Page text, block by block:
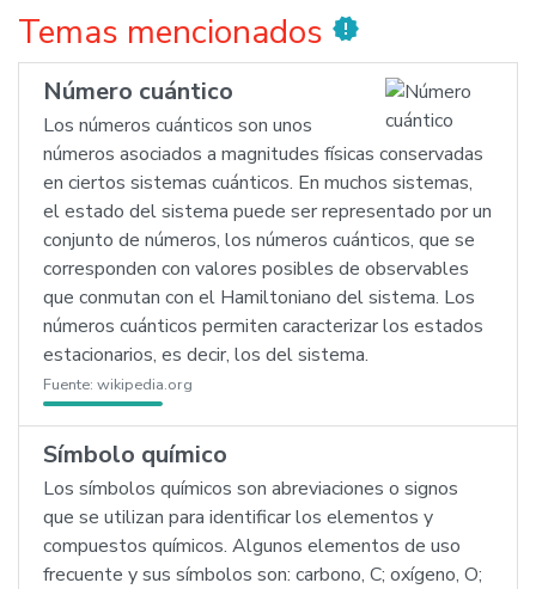
Temas mencionados new_releases
Número cuántico
Los números cuánticos son unos
números asociados a magnitudes físicas conservadas
en ciertos sistemas cuánticos. En muchos sistemas,
el estado del sistema puede ser representado por un
conjunto de números, los números cuánticos, que se
corresponden con valores posibles de observables
que conmutan con el Hamiltoniano del sistema. Los
números cuánticos permiten caracterizar los estados
estacionarios, es decir, los del sistema.
Fuente: wikipedia.org
Símbolo químico
Los símbolos químicos son abreviaciones o signos
que se utilizan para identificar los elementos y
compuestos químicos. Algunos elementos de uso
frecuente y sus símbolos son: carbono, C; oxígeno, O;